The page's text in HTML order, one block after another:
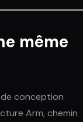
même
conception
Arm, chemin